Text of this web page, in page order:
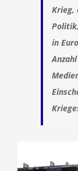
Krieg,
in